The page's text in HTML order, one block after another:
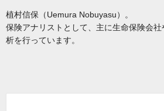
植村信保（Uemura Nobuyasu）。
保険アナリストとして、主に生命保険会
析を行っています。